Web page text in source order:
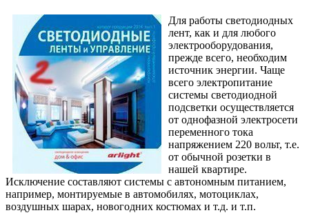
Для работы светодиодных
лент, как и для любого
электрооборудования,
прежде всего, необходим
источник энергии. Чаще
всего электропитание
системы светодиодной
подсветки осуществляется
от однофазной электросети
переменного тока
напряжением 220 вольт, т.е.
от обычной розетки в
нашей квартире.
Исключение составляют системы с автономным питанием,
например, монтируемые в автомобилях, мотоциклах,
воздушных шарах, новогодних костюмах и т.д. и т.п.